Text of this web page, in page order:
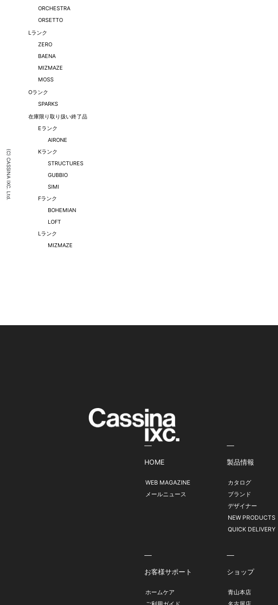
(C) CASSINA IXC. Ltd.
ORCHESTRA
ORSETTO
Lランク
ZERO
BAENA
MIZMAZE
MOSS
Oランク
SPARKS
在庫限り取り扱い終了品
Eランク
AIRONE
Kランク
STRUCTURES
GUBBIO
SIMI
Fランク
BOHEMIAN
LOFT
Lランク
MIZMAZE
HOME
WEB MAGAZINE
メールニュース
製品情報
カタログ
ブランド
デザイナー
NEW PRODUCTS
QUICK DELIVERY
お客様サポート
ホームケア
ショップ
青山本店